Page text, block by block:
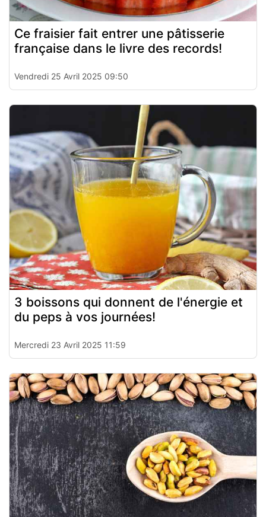
Ce fraisier fait entrer une pâtisserie
française dans le livre des records!
Vendredi 25 Avril 2025 09:50
3 boissons qui donnent de l'énergie et
du peps à vos journées!
Mercredi 23 Avril 2025 11:59